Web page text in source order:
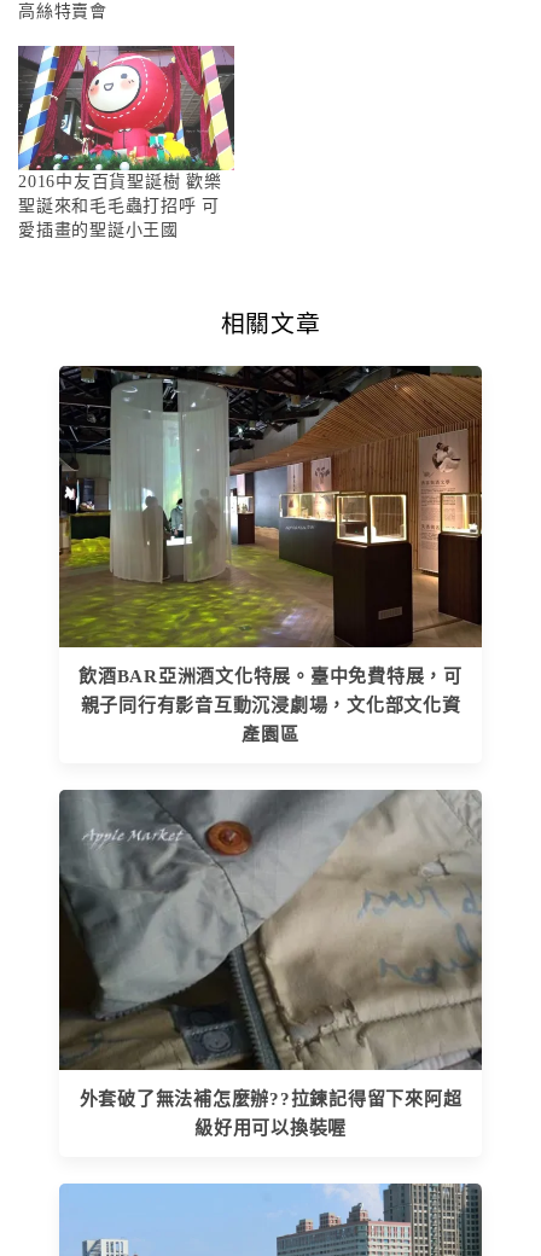
高絲特賣會
2016中友百貨聖誕樹 歡樂
聖誕來和毛毛蟲打招呼 可
愛插畫的聖誕小王國
相關文章
飲酒BAR亞洲酒文化特展。臺中免費特展，可
親子同行有影音互動沉浸劇場，文化部文化資
產園區
外套破了無法補怎麼辦??拉鍊記得留下來阿超
級好用可以換裝喔